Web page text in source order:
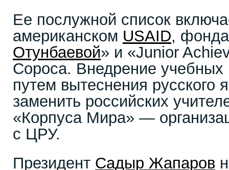
Ее послужной список
американском USAID,
Отунбаевой» и «Junior
Сороса. Внедрение учебных
путем вытеснения русского
заменить российских
«Корпуса Мира» —
с ЦРУ.
Президент Садыр Жапаров